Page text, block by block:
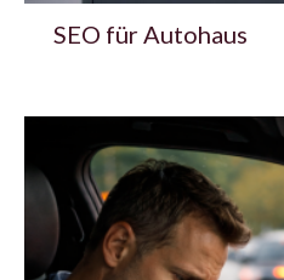
SEO für Autohaus